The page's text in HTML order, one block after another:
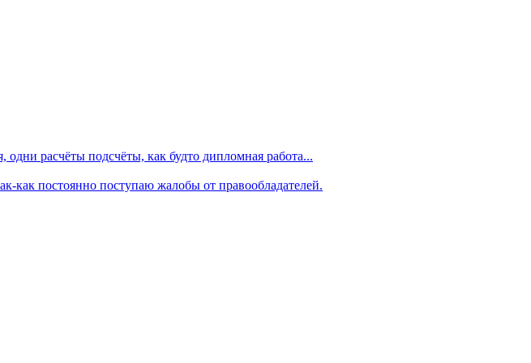
расчёты подсчёты, как будто дипломная работа...
как постоянно поступаю жалобы от правообладателей.